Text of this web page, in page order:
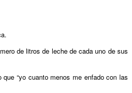
de litros de leche de cada uno de sus
“yo cuanto menos me enfado con las